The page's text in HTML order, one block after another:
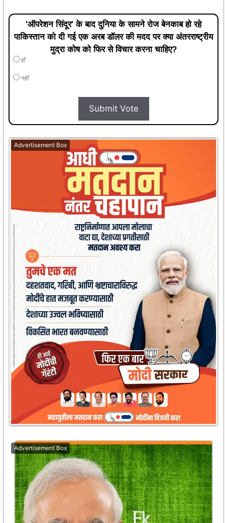
'ऑपरेशन सिंदूर' के बाद दुनिया के सामने रोज बेनकाब हो रहे
पाकिस्तान को दी गई एक अरब डॉलर की मदद पर क्या अंतरराष्ट्रीय
मुद्रा कोष को फिर से विचार करना चाहिए?
हाँ
नहीं
Submit Vote
Advertisement Box
Advertisement Box